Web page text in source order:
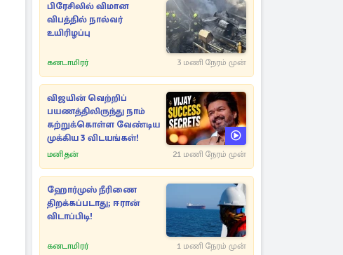
பிரேசிலில் விமான
விபத்தில் நால்வர்
உயிரிழப்பு
கனடாமிரர் 3 மணி நேரம் முன்
விஜயின் வெற்றிப்
பயணத்திலிருந்து நாம்
கற்றுக்கொள்ள வேண்டிய
முக்கிய 3 விடயங்கள்!
மனிதன் 21 மணி நேரம் முன்
ஹோர்முஸ் நீரிணை
திறக்கப்படாது; ஈரான்
விடாப்பிடி!
கனடாமிரர் 1 மணி நேரம் முன்